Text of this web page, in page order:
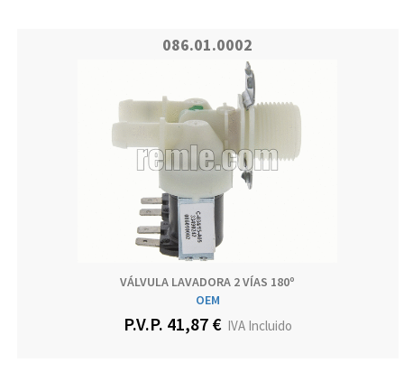
086.01.0002
VÁLVULA LAVADORA 2 VÍAS 180º
OEM
P.V.P. 41,87 €IVA Incluido